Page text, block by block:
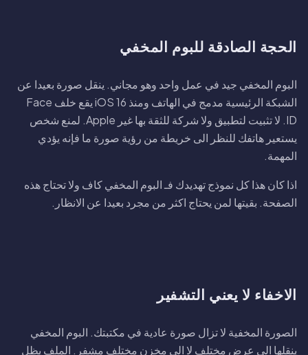
الحجة الصادقة للبوم المخفي
البوم المخفي جيد في عمل واحد وهو مجاني. ينقل صورة بعيدا عن
الشبكة الرئيسية مدمج في الهاتف ومنذ iOS 16 يقع خلف Face
ID. لا تثبيت لتطبيق ولا شركة للثقة بها غير Apple. لمنع شخص
يستعير هاتفك للنظر الى خريطة من رؤية صورة ما فإنه يؤدي
المهمة.
اذا كان هذا كل نموذج تهديدك فـ البوم المخفي كاف ولا تحتاج هذه
الصفحة. بقيتها لمن يحتاج اكثر من مجرد بعيدا عن الانظار.
الاخفاء لا يعني التشفير
الصورة المخفية لا تزال صورة عادية في مكتبتك. البوم المخفي
ينقلها الى عرض مختلف لا الى مخزن مختلف مشفر. الملف يظل